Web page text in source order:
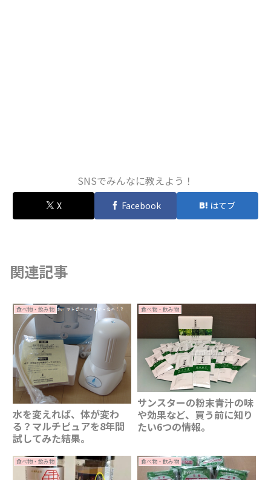
SNSでみんなに教えよう！
X Facebook はてブ
関連記事
食べ物・飲み物
水を変えれば、体が変わ
る？マルチピュアを8年間
試してみた結果。
食べ物・飲み物
サンスターの粉末青汁の味
や効果など、買う前に知り
たい6つの情報。
食べ物・飲み物 食べ物・飲み物